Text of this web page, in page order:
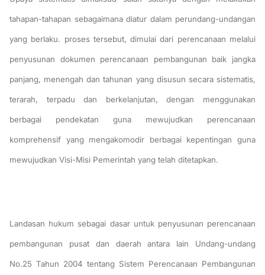
tahapan-tahapan sebagaimana diatur dalam perundang-undangan
yang berlaku. proses tersebut, dimulai dari perencanaan melalui
penyusunan dokumen perencanaan pembangunan baik jangka
panjang, menengah dan tahunan yang disusun secara sistematis,
terarah, terpadu dan berkelanjutan, dengan menggunakan
berbagai pendekatan guna mewujudkan perencanaan
komprehensif yang mengakomodir berbagai kepentingan guna
mewujudkan Visi-Misi Pemerintah yang telah ditetapkan.
Landasan hukum sebagai dasar untuk penyusunan perencanaan
pembangunan pusat dan daerah antara lain Undang-undang
No.25 Tahun 2004 tentang Sistem Perencanaan Pembangunan